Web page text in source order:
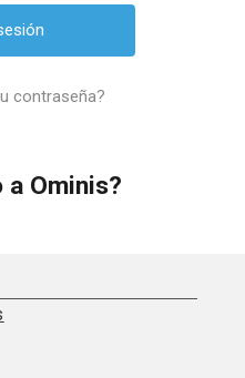
contraseña?
Ominis?